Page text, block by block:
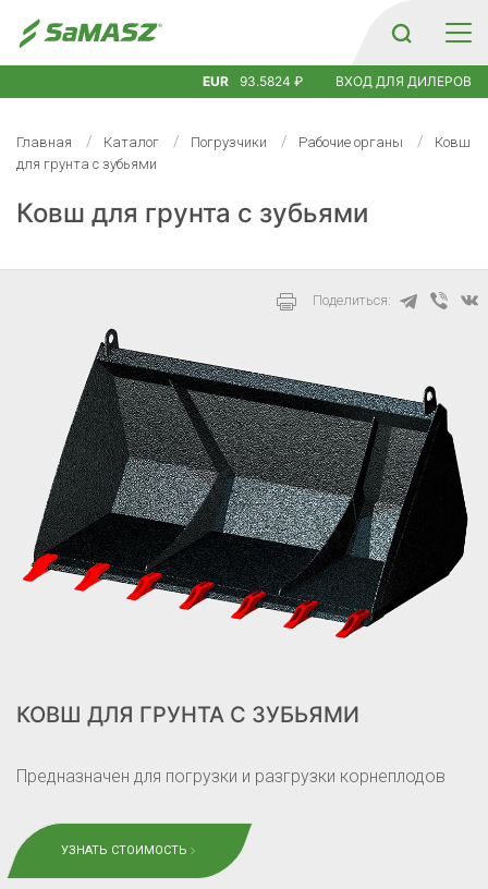
EUR 93.5824 ₽ ВХОД ДЛЯ ДИЛЕРОВ
Главная Каталог Погрузчики Рабочие органы
Ковш
для грунта с зубьями
Ковш для грунта с зубьями
Поделиться:
КОВШ ДЛЯ ГРУНТА С ЗУБЬЯМИ
Предназначен для погрузки и разгрузки корнеплодов
УЗНАТЬ СТОИМОСТЬ